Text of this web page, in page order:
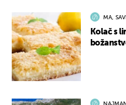
MA,
Kolač s